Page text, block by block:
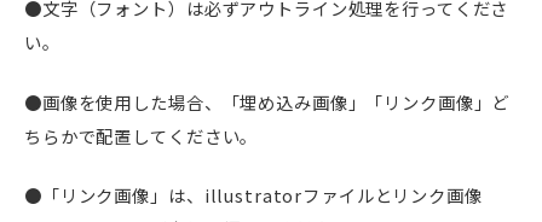
●文字（フォント）は必ずアウトライン処理を行ってくださ
い。
●画像を使用した場合、「埋め込み画像」「リンク画像」ど
ちらかで配置してください。
●「リンク画像」は、illustratorファイルとリンク画像